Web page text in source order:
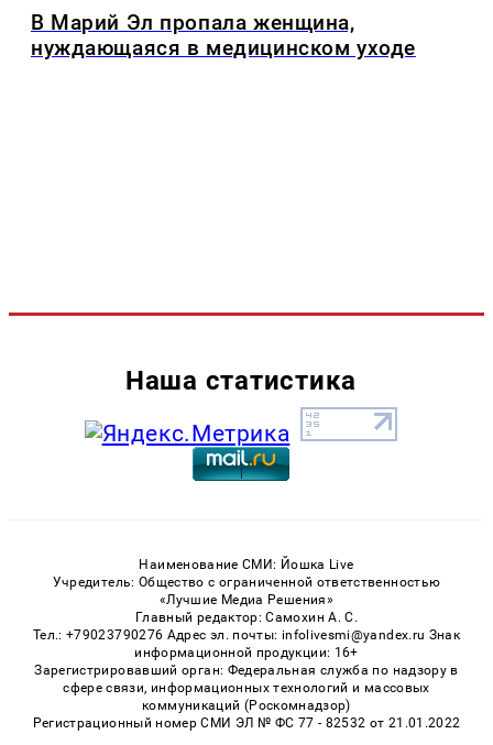
В Марий Эл пропала женщина,
нуждающаяся в медицинском уходе
Наша статистика
Наименование СМИ: Йошка Live
Учредитель: Общество с ограниченной ответственностью
«Лучшие Медиа Решения»
Главный редактор: Самохин А. С.
Тел.: +79023790276 Адрес эл. почты: infolivesmi@yandex.ru Знак
информационной продукции: 16+
Зарегистрировавший орган: Федеральная служба по надзору в
сфере связи, информационных технологий и массовых
коммуникаций (Роскомнадзор)
Регистрационный номер СМИ ЭЛ № ФС 77 - 82532 от 21.01.2022